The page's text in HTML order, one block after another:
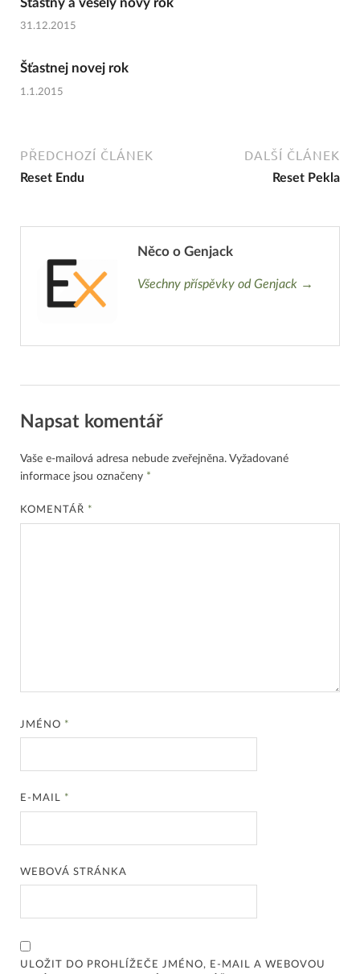
31.12.2015
Šťastnej novej rok
1.1.2015
PŘEDCHOZÍ ČLÁNEK
Reset Endu
DALŠÍ ČLÁNEK
Reset Pekla
Něco o Genjack
Všechny příspěvky od Genjack →
Napsat komentář
Vaše e-mailová adresa nebude zveřejněna. Vyžadované
informace jsou označeny *
KOMENTÁŘ *
JMÉNO *
E-MAIL *
WEBOVÁ STRÁNKA
ULOŽIT DO PROHLÍŽEČE JMÉNO, E-MAIL A WEBOVOU